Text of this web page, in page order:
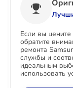
Если вы
обратите
ремонта
службы и
идеальным
использовать